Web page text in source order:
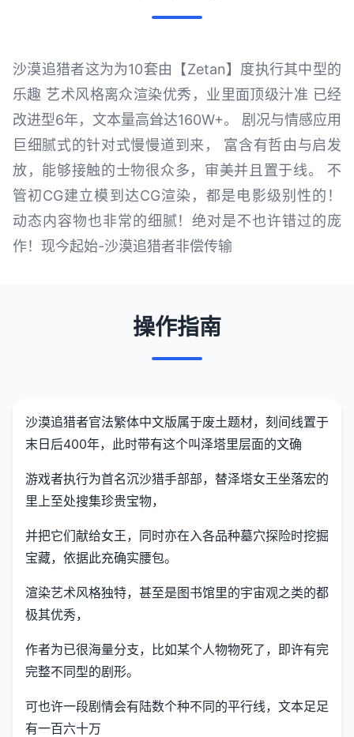
沙漠追猎者这为为10套由【Zetan】度执行其中型的
乐趣 艺术风格离众渲染优秀，业里面顶级汁准 已经
改进型6年，文本量高耸达160W+。 剧况与情感应用
巨细腻式的针对式慢慢道到来， 富含有哲由与启发
放，能够接触的士物很众多，审美并且置于线。 不
管初CG建立模到达CG渲染，都是电影级别性的！
动态内容物也非常的细腻！绝对是不也许错过的庞
作！现今起始-沙漠追猎者非偿传输
操作指南
沙漠追猎者官法繁体中文版属于废土题材，刻间线置于
末日后400年，此时带有这个叫泽塔里层面的文确
游戏者执行为首名沉沙猎手部部，替泽塔女王坐落宏的
里上至处搜集珍贵宝物，
并把它们献给女王，同时亦在入各品种墓穴探险时挖掘
宝藏，依据此充确实腰包。
渲染艺术风格独特，甚至是图书馆里的宇宙观之类的都
极其优秀，
作者为已很海量分支，比如某个人物物死了，即许有完
完整不同型的剧形。
可也许一段剧情会有陆数个种不同的平行线，文本足足
有一百六十万